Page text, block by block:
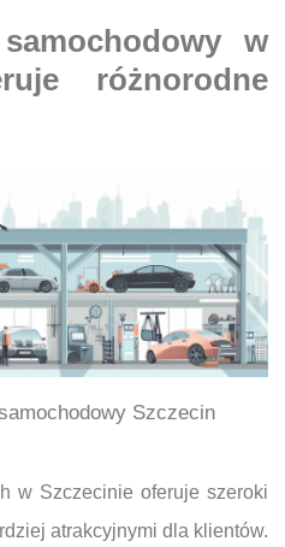
w
różnorodne
Szczecin
w Szczecinie oferuje szeroki
atrakcyjnymi dla klientów.